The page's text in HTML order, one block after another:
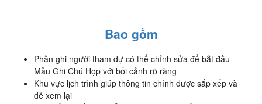
Bao gồm
Phần ghi người tham dự có thể chỉnh sửa để bắt đầu
Mẫu Ghi Chú Họp với bối cảnh rõ ràng
Khu vực lịch trình giúp thông tin chính được sắp xếp và
dễ xem lại